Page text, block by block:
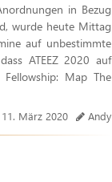
in Bezug
wurde heute Mittag
auf unbestimmte
ATEEZ 2020 auf
Map The
März 2020 Andy